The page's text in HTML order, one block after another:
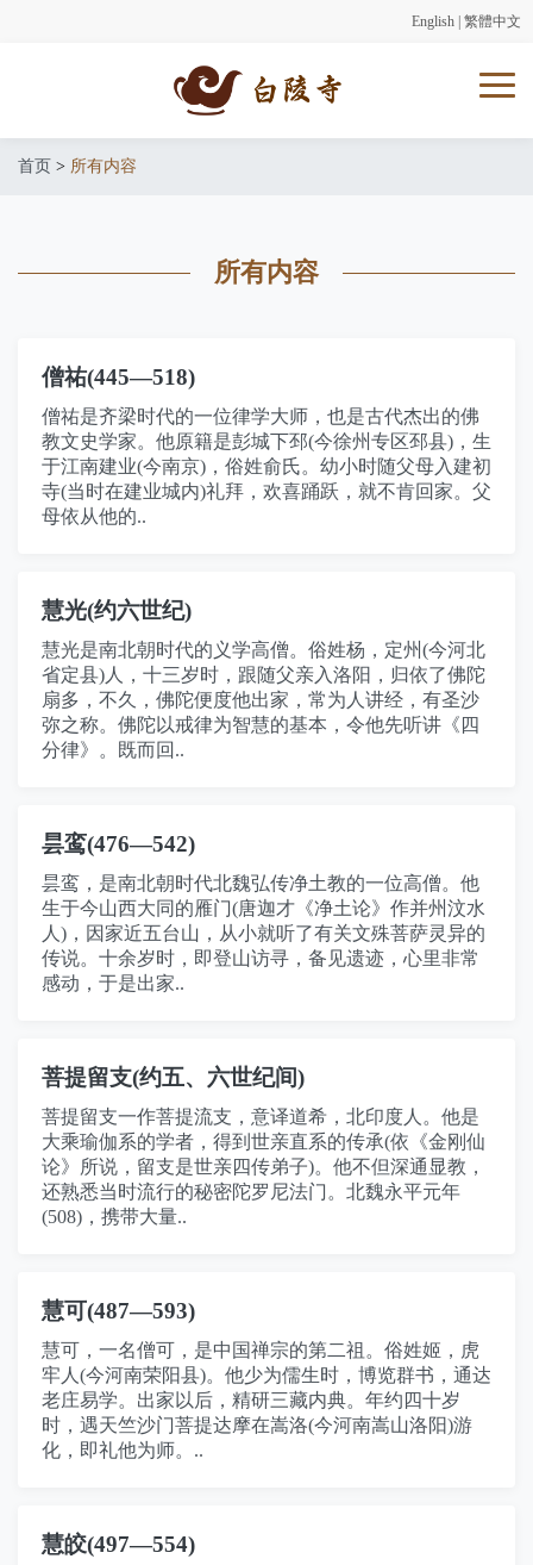
English 繁體中文
首页 > 所有内容
所有内容
僧祐(445—518)
僧祐是齐梁时代的一位律学大师，也是古代杰出的佛
教文史学家。他原籍是彭城下邳(今徐州专区邳县)，生
于江南建业(今南京)，俗姓俞氏。幼小时随父母入建初
寺(当时在建业城内)礼拜，欢喜踊跃，就不肯回家。父
母依从他的..
慧光(约六世纪)
慧光是南北朝时代的义学高僧。俗姓杨，定州(今河北
省定县)人，十三岁时，跟随父亲入洛阳，归依了佛陀
扇多，不久，佛陀便度他出家，常为人讲经，有圣沙
弥之称。佛陀以戒律为智慧的基本，令他先听讲《四
分律》。既而回..
昙鸾(476—542)
昙鸾，是南北朝时代北魏弘传净土教的一位高僧。他
生于今山西大同的雁门(唐迦才《净土论》作并州汶水
人)，因家近五台山，从小就听了有关文殊菩萨灵异的
传说。十余岁时，即登山访寻，备见遗迹，心里非常
感动，于是出家..
菩提留支(约五、六世纪间)
菩提留支一作菩提流支，意译道希，北印度人。他是
大乘瑜伽系的学者，得到世亲直系的传承(依《金刚仙
论》所说，留支是世亲四传弟子)。他不但深通显教，
还熟悉当时流行的秘密陀罗尼法门。北魏永平元年
(508)，携带大量..
慧可(487—593)
慧可，一名僧可，是中国禅宗的第二祖。俗姓姬，虎
牢人(今河南荣阳县)。他少为儒生时，博览群书，通达
老庄易学。出家以后，精研三藏内典。年约四十岁
时，遇天竺沙门菩提达摩在嵩洛(今河南嵩山洛阳)游
化，即礼他为师。..
慧皎(497—554)